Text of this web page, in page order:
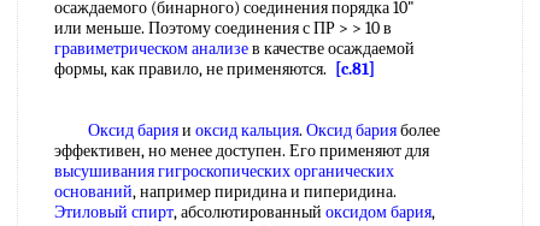
осаждаемого (бинарного) соединения порядка 10"
или меньше. Поэтому соединения с ПР > > 10 в
гравиметрическом анализев качестве осаждаемой
формы, как правило, не применяются.
[c.81]
Оксид барияи оксид кальция. Оксид барияболее
эффективен, но менее доступен. Его применяют для
высушивания гигроскопическихорганических
оснований, например пиридина и пиперидина.
Этиловый спирт, абсолютированный оксидом бария,